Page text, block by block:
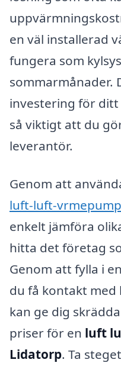
en väl installerad
fungera som
sommarmånader.
investering för
så viktigt att du
leverantör.
Genom att
luft-luft-
enkelt jämföra
hitta det företag
Genom att fylla i
du få kontakt med
kan ge dig
priser för en luft
Lidatorp. Ta